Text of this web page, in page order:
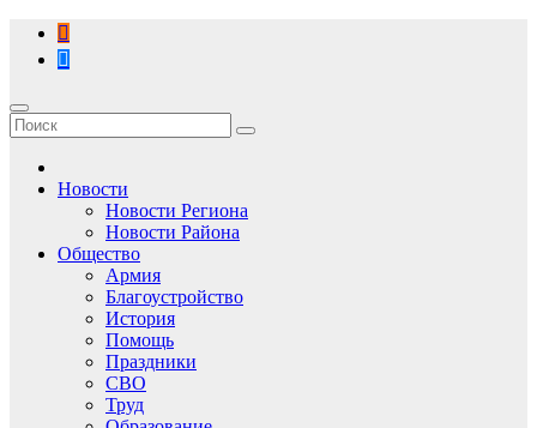
Перейти
содержимому
Новости
Новости Региона
Новости Района
Общество
Армия
Благоустройство
История
Помощь
Праздники
СВО
Труд